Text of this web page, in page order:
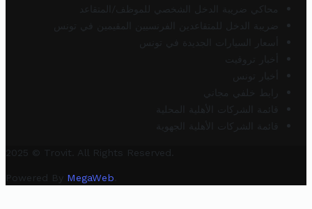
محاكي ضريبة الدخل الشخصي للموظف/المتقاعد
ضريبة الدخل للمتقاعدين الفرنسيين المقيمين في تونس
أسعار السيارات الجديدة في تونس
أخبار تروفيت
أخبار تونس
رابط خلفي مجاني
قائمة الشركات الأهلية المحلية
قائمة الشركات الأهلية الجهوية
2025 © Trovit. All Rights Reserved.
Powered By MegaWeb